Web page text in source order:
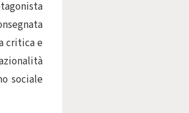
critica e
sociale